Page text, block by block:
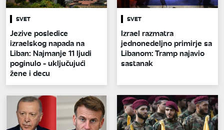
SVET
Jezive posledice
izraelskog napada na
Liban: Najmanje 11 ljudi
poginulo - uključujući
žene i decu
SVET
Izrael razmatra
jednonedeljno primirje sa
Libanom: Tramp najavio
sastanak